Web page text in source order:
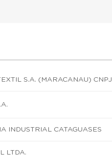
S.A. (MARACANAU) CNPJ
INDUSTRIAL CATAGUASES
LTDA.